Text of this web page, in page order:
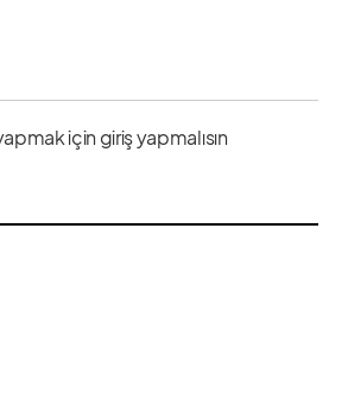
için giriş yapmalısın